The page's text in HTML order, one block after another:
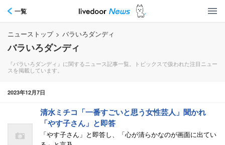
一覧
ニューストップ > バラいろダンディ
バラいろダンディ
『バラいろダンディ』に関するニュース記事一覧。トピックスで扱われた注目ニュー
スを掲載しています。
2023年12月7日
清水ミチコ「一番すごいと思う女性芸人」聞かれ
「やす子さん」と即答
「やす子さん」と即答し、「心が清らかなのが画面に出てい